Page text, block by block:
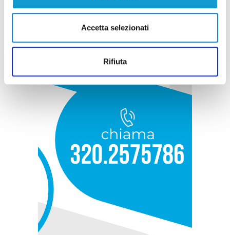
Accetta selezionati
Rifiuta